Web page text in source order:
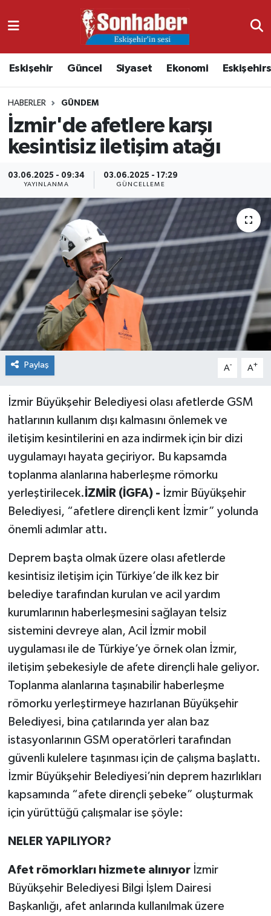
Eskişehir Güncel Siyaset Ekonomi
HABERLER GÜNDEM
İzmir'de afetlere karşı
kesintisiz iletişim atağı
03.06.2025 - 09:34
YAYINLANMA
03.06.2025 - 17:29
GÜNCELLEME
Paylaş A- A+
İzmir Büyükşehir Belediyesi olası afetlerde GSM
hatlarının kullanım dışı kalmasını önlemek ve
iletişim kesintilerini en aza indirmek için bir dizi
uygulamayı hayata geçiriyor. Bu kapsamda
toplanma alanlarına haberleşme römorku
yerleştirilecek. İZMİR (İGFA) - İzmir Büyükşehir
Belediyesi, “afetlere dirençli kent İzmir” yolunda
önemli adımlar attı.
Deprem başta olmak üzere olası afetlerde
kesintisiz iletişim için Türkiye’de ilk kez bir
belediye tarafından kurulan ve acil yardım
kurumlarının haberleşmesini sağlayan telsiz
sistemini devreye alan, Acil İzmir mobil
uygulaması ile de Türkiye’ye örnek olan İzmir,
iletişim şebekesiyle de afete dirençli hale geliyor.
Toplanma alanlarına taşınabilir haberleşme
römorku yerleştirmeye hazırlanan Büyükşehir
Belediyesi, bina çatılarında yer alan baz
istasyonlarının GSM operatörleri tarafından
güvenli kulelere taşınması için de çalışma başlattı.
İzmir Büyükşehir Belediyesi’nin deprem hazırlıkları
kapsamında “afete dirençli şebeke” oluşturmak
için yürüttüğü çalışmalar ise şöyle:
NELER YAPILIYOR?
Afet römorkları hizmete alınıyorİzmir
Büyükşehir Belediyesi Bilgi İşlem Dairesi
Başkanlığı, afet anlarında kullanılmak üzere
Ekonomi
Güncel
Kültür & Sanat
Magazin
Resmi İlanlar
Sağlık
Siyaset
Spor
Nöbetçi Eczaneler
Namaz Vakitleri
Trafik Durumu
Süper Lig Puan Durumu ve Fikstür
Tüm Manşetler
Son Dakika Haberleri
Haber Arşivi